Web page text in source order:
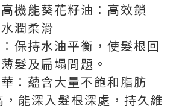
機能葵花籽油：高效鎖
潤柔滑
保持水油平衡，使髮根回
髮及扁塌問題。
：蘊含大量不飽和脂肪
能深入髮根深處，持久維